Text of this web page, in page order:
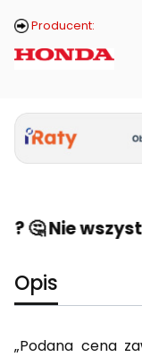
Producent:
Nie
Opis
„Podana cena